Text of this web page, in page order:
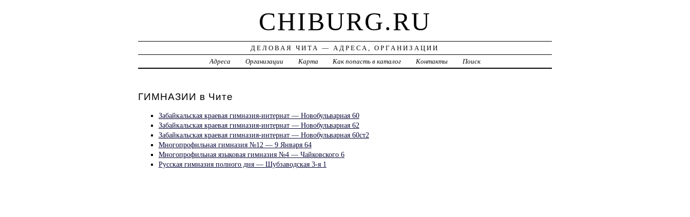
CHIBURG.RU
ДЕЛОВАЯ ЧИТА — АДРЕСА, ОРГАНИЗАЦИИ
Адреса
Организации Карта Как попасть в каталог Контакты Поиск
ГИМНАЗИИ в Чите
Забайкальская краевая гимназия-интернат — Новобульварная 60
Забайкальская краевая гимназия-интернат — Новобульварная 62
Забайкальская краевая гимназия-интернат — Новобульварная 60ст2
Многопрофильная гимназия №12 — 9 Января 64
Многопрофильная языковая гимназия №4 — Чайковского 6
Русская гимназия полного дня — Шубзаводская 3-я 1